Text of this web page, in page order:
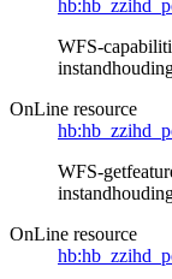
WFS-
OnLine resource
WFS-
OnLine resource